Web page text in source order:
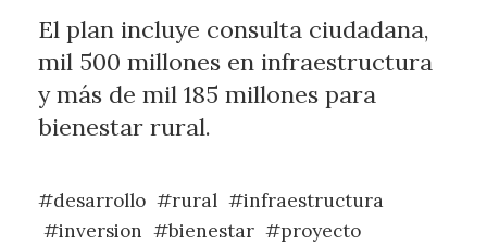
El plan incluye consulta ciudadana,
mil 500 millones en infraestructura
y más de mil 185 millones para
bienestar rural.
#desarrollo #rural #infraestructura
#inversion #bienestar #proyecto